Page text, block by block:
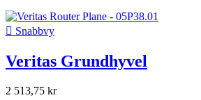
 Snabbvy
Veritas Grundhyvel
2 513,75 kr